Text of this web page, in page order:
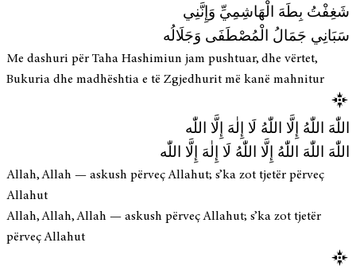
شَغِفْتُ بِطَهَ الْهَاشِمِيِّ وَإِنَّنِي
سَبَانِي جَمَالُ الْمُصْطَفَى وَجَلَالُه
Me dashuri për Taha Hashimiun jam pushtuar, dhe vërtet,
Bukuria dhe madhështia e të Zgjedhurit më kanë mahnitur
اللّٰهَ اللّٰهُ إِلَّا اللّٰهُ لَا إِلٰهَ إِلَّا اللّٰه
اللّٰهَ اللّٰهَ اللّٰهُ إِلَّا اللّٰهُ لَا إِلٰهَ إِلَّا اللّٰه
Allah, Allah — askush përveç Allahut; s’ka zot tjetër përveç
Allahut
Allah, Allah, Allah — askush përveç Allahut; s’ka zot tjetër
përveç Allahut